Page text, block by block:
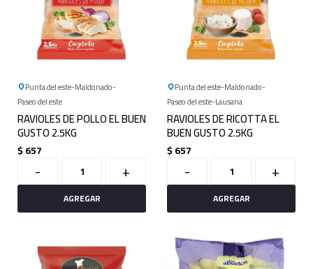
Punta del este Maldonado
Paseo del este
RAVIOLES DE POLLO EL BUEN
GUSTO 2.5KG
$657
- +
Punta del este Maldonado
Paseo del este Lausana
RAVIOLES DE RICOTTA EL
BUEN GUSTO 2.5KG
$657
- +